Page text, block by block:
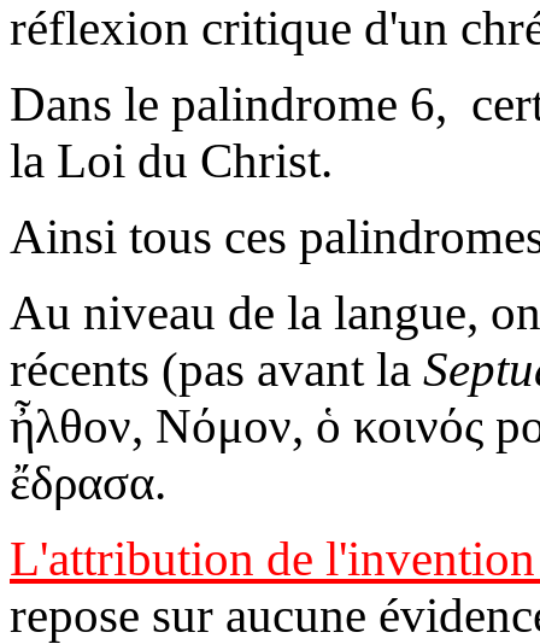
réflexion critique d'un
Dans le palindrome 6,
la Loi du Christ.
Ainsi tous ces
Au niveau de la langue,
récents (pas avant la
ἦλθον, Νόμον, ὁ κοινός
ἔδρασα.
L'attribution de
repose sur aucune